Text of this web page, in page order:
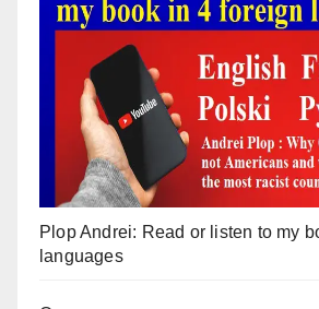
Plop Andrei: Read or listen to my
languages